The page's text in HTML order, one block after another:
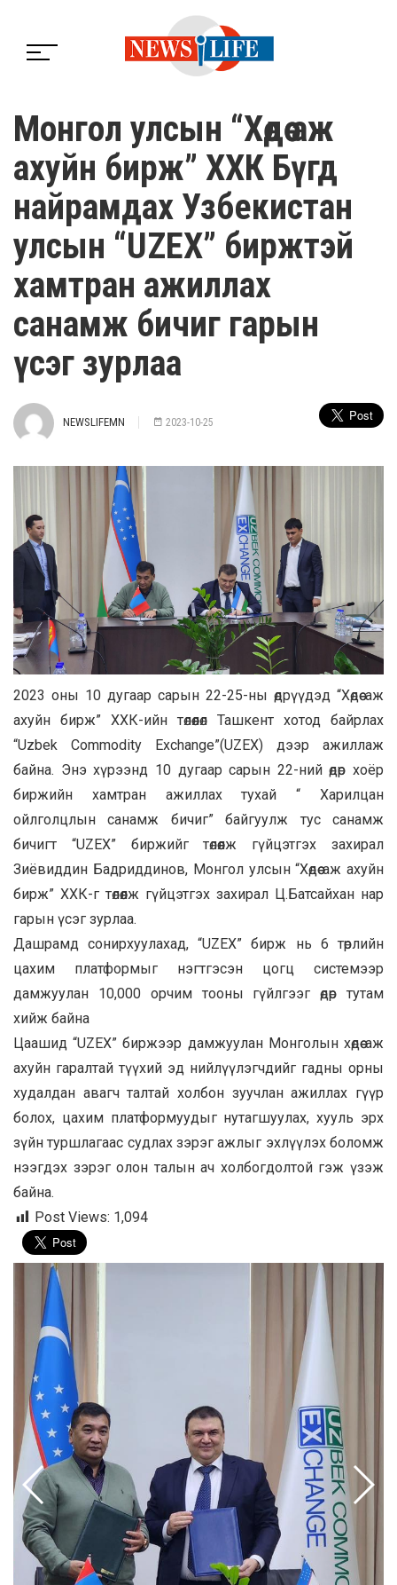
Монгол улсын “Хөдөө аж
ахуйн бирж” ХХК Бүгд
найрамдах Узбекистан
улсын “UZEX” биржтэй
хамтран ажиллах
санамж бичиг гарын
үсэг зурлаа
NEWSLIFEMN 2023-10-25
2023 оны 10 дугаар сарын 22-25-ны өдрүүдэд “Хөдөө аж
ахуйн бирж” ХХК-ийн төлөөлөл Ташкент хотод байрлах
“Uzbek Commodity Exchange”(UZEX) дээр ажиллаж
байна. Энэ хүрээнд 10 дугаар сарын 22-ний өдөр хоёр
биржийн хамтран ажиллах тухай “ Харилцан
ойлголцлын санамж бичиг” байгуулж тус санамж
бичигт “UZEX” биржийг төлөөлж гүйцэтгэх захирал
Зиёвиддин Бадриддинов, Монгол улсын “Хөдөө аж ахуйн
бирж” ХХК-г төлөөлж гүйцэтгэх захирал Ц.Батсайхан нар
гарын үсэг зурлаа.
Дашрамд сонирхуулахад, “UZEX” бирж нь 6 төрлийн
цахим платформыг нэгтгэсэн цогц системээр
дамжуулан 10,000 орчим тооны гүйлгээг өдөр тутам
хийж байна
Цаашид “UZEX” биржээр дамжуулан Монголын хөдөө аж
ахуйн гаралтай түүхий эд нийлүүлэгчдийг гадны орны
худалдан авагч талтай холбон зуучлан ажиллах гүүр
болох, цахим платформуудыг нутагшуулах, хууль эрх
зүйн туршлагаас судлах зэрэг ажлыг эхлүүлэх боломж
нээгдэх зэрэг олон талын ач холбогдолтой гэж үзэж
байна.
Post Views: 1,094